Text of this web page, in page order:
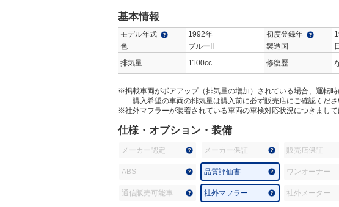
基本情報
モデル年式 1992年 初度登録年
色
ブルーII 製造国
排気量
1100cc 修復歴
※掲載車両がボアアップ（排気量の増加）されている場合、運転
購入希望の車両の排気量は購入前に必ず販売店にご確認くださ
※社外マフラーが装着されている車両の車検対応状況につきまして
仕様・オプション・装備
メーカー認定 メーカー保証 販売店保証
ABS 品質評価書 ワンオーナー
通信販売可能車 社外マフラー 社外メーター